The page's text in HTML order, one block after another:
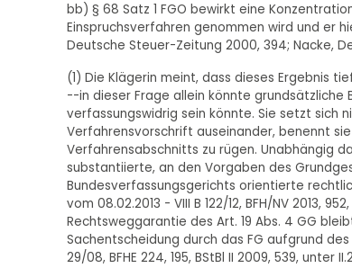
bb) § 68 Satz 1 FGO bewirkt eine
Einspruchsverfahren genommen wird und er
Deutsche Steuer-Zeitung 2000, 394; Nacke,
(1) Die Klägerin meint, dass dieses Ergebnis
--in dieser Frage allein könnte grundsätzliche
verfassungswidrig sein könnte. Sie setzt sich
Verfahrensvorschrift auseinander, benennt
Verfahrensabschnitts zu rügen. Unabhängig
substantiierte, an den Vorgaben des
Bundesverfassungsgerichts orientierte
vom 08.02.2013 - VIII B 122/12, BFH/NV 2013,
Rechtsweggarantie des Art. 19 Abs. 4 GG
Sachentscheidung durch das FG aufgrund des
29/08, BFHE 224, 195, BStBl II 2009, 539, unter